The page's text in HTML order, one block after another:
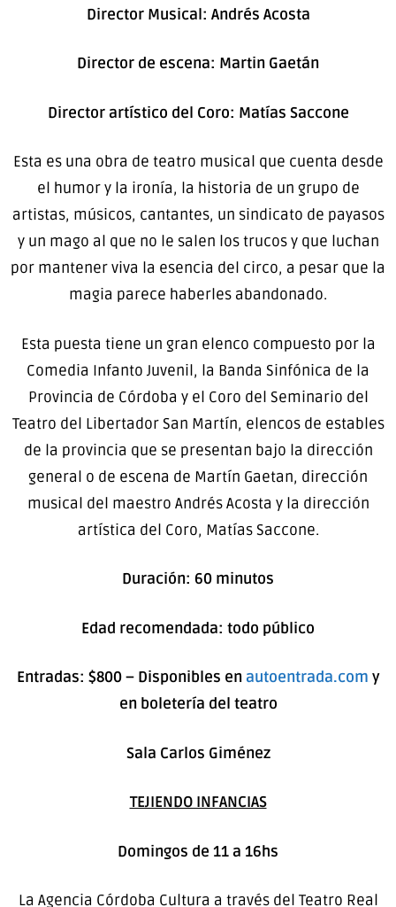
Director Musical: Andrés Acosta
Director de escena: Martin Gaetán
Director artístico del Coro: Matías Saccone
Esta es una obra de teatro musical que cuenta desde
el humor y la ironía, la historia de un grupo de
artistas, músicos, cantantes, un sindicato de payasos
y un mago al que no le salen los trucos y que luchan
por mantener viva la esencia del circo, a pesar que la
magia parece haberles abandonado.
Esta puesta tiene un gran elenco compuesto por la
Comedia Infanto Juvenil, la Banda Sinfónica de la
Provincia de Córdoba y el Coro del Seminario del
Teatro del Libertador San Martín, elencos de estables
de la provincia que se presentan bajo la dirección
general o de escena de Martín Gaetan, dirección
musical del maestro Andrés Acosta y la dirección
artística del Coro, Matías Saccone.
Duración: 60 minutos
Edad recomendada: todo público
Entradas: $800 – Disponibles en autoentrada.com y
en boletería del teatro
Sala Carlos Giménez
TEJIENDO INFANCIAS
Domingos de 11 a 16hs
La Agencia Córdoba Cultura a través del Teatro Real